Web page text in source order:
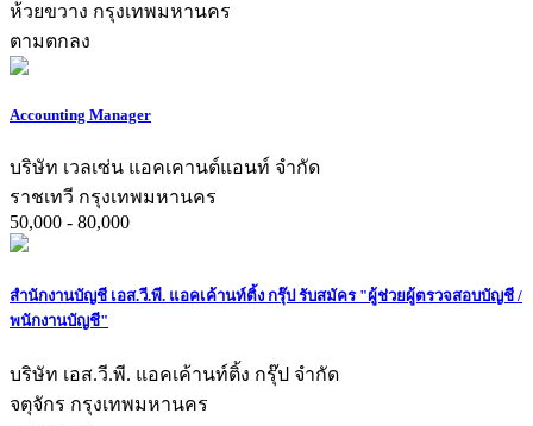
ห้วยขวาง กรุงเทพมหานคร
ตามตกลง
Accounting Manager
บริษัท เวลเซ่น แอคเคานต์แอนท์ จำกัด
ราชเทวี กรุงเทพมหานคร
50,000 - 80,000
สำนักงานบัญชี เอส.วี.พี. แอคเค้านท์ติ้ง กรุ๊ป รับสมัคร "ผู้ช่วยผู้ตรวจสอบบัญชี /
พนักงานบัญชี"
บริษัท เอส.วี.พี. แอคเค้านท์ติ้ง กรุ๊ป จำกัด
จตุจักร กรุงเทพมหานคร